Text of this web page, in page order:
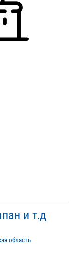
и т.д
область